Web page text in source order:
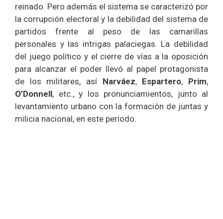
reinado. Pero además el sistema se caracterizó por
la corrupción electoral y la debilidad del sistema de
partidos frente al peso de las camarillas
personales y las intrigas palaciegas. La debilidad
del juego político y el cierre de vías a la oposición
para alcanzar el poder llevó al papel protagonista
de los militares, así Narváez, Espartero, Prim,
O’Donnell, etc., y los pronunciamientos, junto al
levantamiento urbano con la formación de juntas y
milicia nacional, en este periodo.